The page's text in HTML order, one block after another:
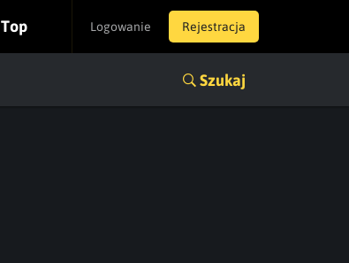
Logowanie Rejestracja
Top
Szukaj